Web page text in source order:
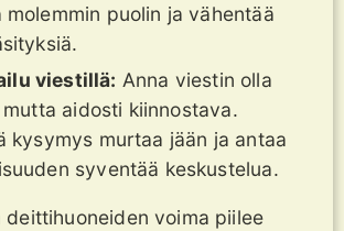
molemmin puolin ja vähentää
viestillä: Anna viestin olla
aidosti kiinnostava.
kysymys murtaa jään ja antaa
syventää keskustelua.
deittihuoneiden voima piilee